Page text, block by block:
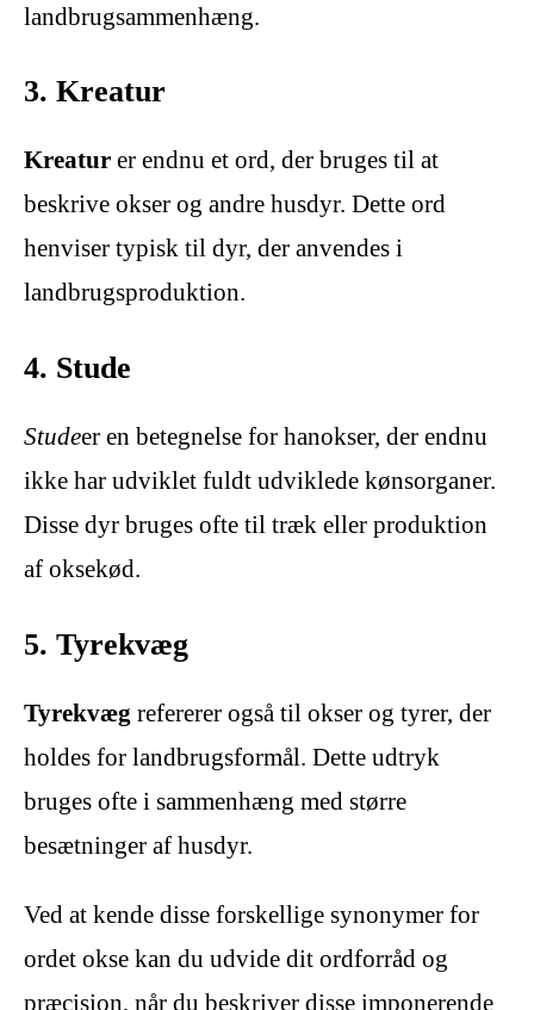
landbrugsammenhæng.
3. Kreatur
Kreatur er endnu et ord, der bruges til at
beskrive okser og andre husdyr. Dette ord
henviser typisk til dyr, der anvendes i
landbrugsproduktion.
4. Stude
Studeer en betegnelse for hanokser, der endnu
ikke har udviklet fuldt udviklede kønsorganer.
Disse dyr bruges ofte til træk eller produktion
af oksekød.
5. Tyrekvæg
Tyrekvæg refererer også til okser og tyrer, der
holdes for landbrugsformål. Dette udtryk
bruges ofte i sammenhæng med større
besætninger af husdyr.
Ved at kende disse forskellige synonymer for
ordet okse kan du udvide dit ordforråd og
præcision, når du beskriver disse imponerende